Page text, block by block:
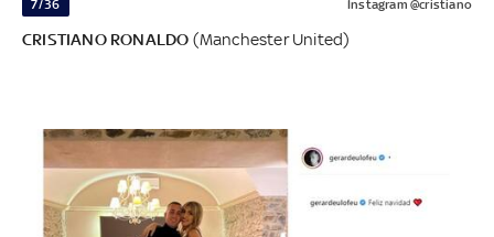
7/36 Instagram @cristiano
CRISTIANO RONALDO (Manchester United)